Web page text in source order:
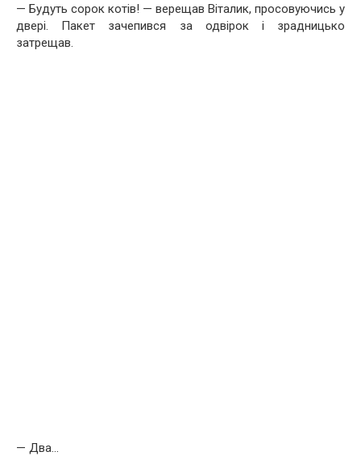
— Будуть сорок котів! — верещав Віталик, просовуючись у
двері. Пакет зачепився за одвірок і зрадницько
затрещав.
— Два…